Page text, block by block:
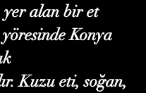
yer alan bir et
Konya
Kuzu eti, soğan,